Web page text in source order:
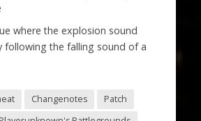
where the explosion sound
following the falling sound of a
Changenotes
Patch